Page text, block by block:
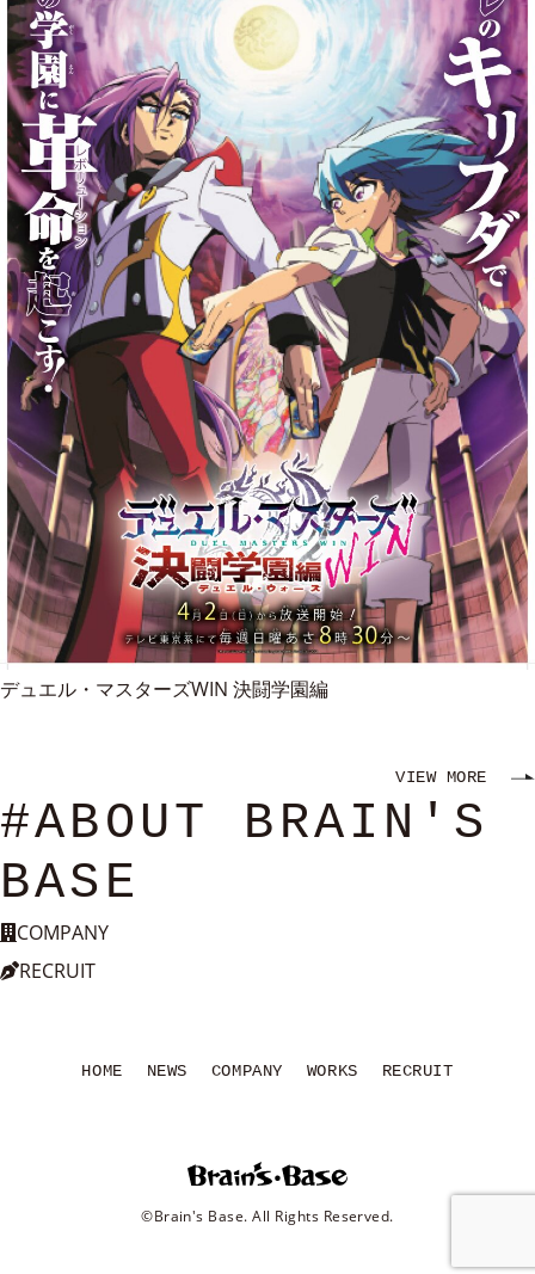
デュエル・マスターズWIN 決闘学園編
VIEW MORE
#ABOUT BRAIN'S
BASE
COMPANY
RECRUIT
HOME NEWS COMPANY WORKS RECRUIT
©Brain's Base. All Rights Reserved.